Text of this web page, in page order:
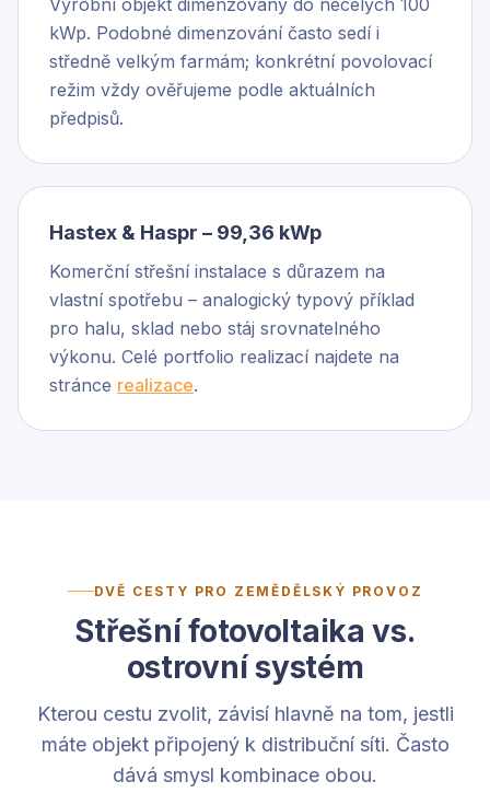
Výrobní objekt dimenzovaný do necelých 100
kWp. Podobné dimenzování často sedí i
středně velkým farmám; konkrétní povolovací
režim vždy ověřujeme podle aktuálních
předpisů.
Hastex & Haspr – 99,36 kWp
Komerční střešní instalace s důrazem na
vlastní spotřebu – analogický typový příklad
pro halu, sklad nebo stáj srovnatelného
výkonu. Celé portfolio realizací najdete na
stránce realizace.
DVĚ CESTY PRO ZEMĚDĚLSKÝ PROVOZ
Střešní fotovoltaika vs.
ostrovní systém
Kterou cestu zvolit, závisí hlavně na tom, jestli
máte objekt připojený k distribuční síti. Často
dává smysl kombinace obou.